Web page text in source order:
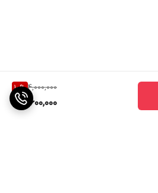
4,000,000
10%
3,600,000